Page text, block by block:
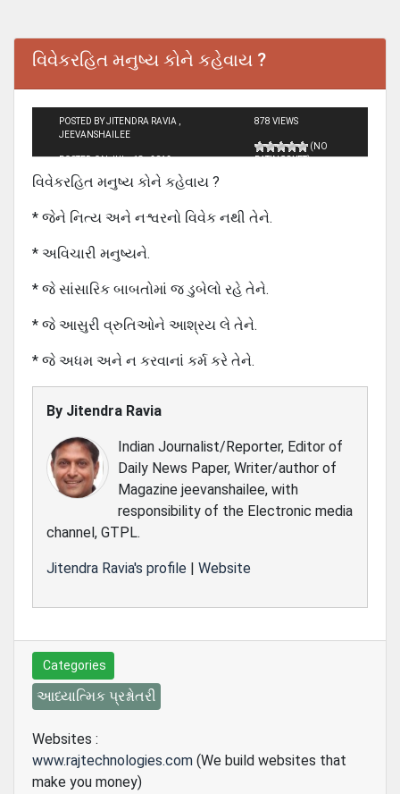
વિવેકરહિત મનુષ્ય કોને કહેવાય ?
POSTED BY JITENDRA RAVIA ,
JEEVANSHAILEE
POSTED ON JUL - 18 - 2012
878 VIEWS
(NO
RATINGS YET)
વિવેકરહિત મનુષ્ય કોને કહેવાય ?
* જેને નિત્ય અને નશ્વરનો વિવેક નથી તેને.
* અવિચારી મનુષ્યને.
* જે સાંસારિક બાબતોમાં જ ડુબેલો રહે તેને.
* જે આસુરી વ્રુતિઓને આશ્રય લે તેને.
* જે અધમ અને ન કરવાનાં કર્મ કરે તેને.
By Jitendra Ravia
Indian Journalist/Reporter, Editor of
Daily News Paper, Writer/author of
Magazine jeevanshailee, with
responsibility of the Electronic media
channel, GTPL.
Jitendra Ravia's profile | Website
Categories
આધ્યાત્મિક પ્રશ્નોતરી
Websites :
www.rajtechnologies.com (We build websites that
make you money)